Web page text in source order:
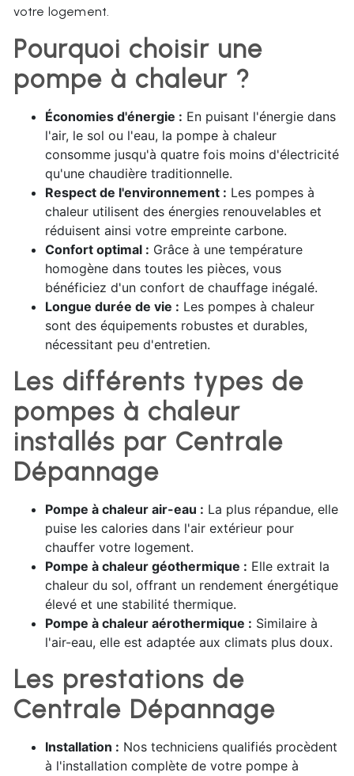
votre logement.
Pourquoi choisir une
pompe à chaleur ?
Économies d'énergie : En puisant l'énergie dans
l'air, le sol ou l'eau, la pompe à chaleur
consomme jusqu'à quatre fois moins d'électricité
qu'une chaudière traditionnelle.
Respect de l'environnement : Les pompes à
chaleur utilisent des énergies renouvelables et
réduisent ainsi votre empreinte carbone.
Confort optimal : Grâce à une température
homogène dans toutes les pièces, vous
bénéficiez d'un confort de chauffage inégalé.
Longue durée de vie : Les pompes à chaleur
sont des équipements robustes et durables,
nécessitant peu d'entretien.
Les différents types de
pompes à chaleur
installés par Centrale
Dépannage
Pompe à chaleur air-eau : La plus répandue, elle
puise les calories dans l'air extérieur pour
chauffer votre logement.
Pompe à chaleur géothermique : Elle extrait la
chaleur du sol, offrant un rendement énergétique
élevé et une stabilité thermique.
Pompe à chaleur aérothermique : Similaire à
l'air-eau, elle est adaptée aux climats plus doux.
Les prestations de
Centrale Dépannage
Installation : Nos techniciens qualifiés procèdent
à l'installation complète de votre pompe à